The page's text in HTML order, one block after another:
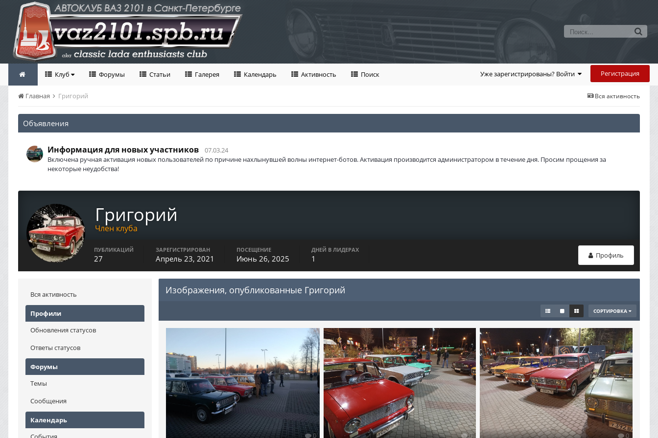
Уже зарегистрированы? Войти Регистрация
Клуб Форумы Статьи Галерея Календарь Активность Поиск
Вся активность
Главная Григорий
Объявления
Информация для новых участников
07.03.24
Включена ручная активация новых пользователей по причине нахлынувшей волны интернет-ботов. Активация производится администратором в течение дня. Просим прощения за
некоторые неудобства!
Григорий
Член клуба
Профиль
ПУБЛИКАЦИЙ
27
ЗАРЕГИСТРИРОВАН
Апрель 23, 2021
ПОСЕЩЕНИЕ
Июнь 26, 2025
ДНЕЙ В ЛИДЕРАХ
1
Вся активность
Профили
Обновления статусов
Ответы статусов
Форумы
Темы
Сообщения
Календарь
Изображения, опубликованные Григорий
СОРТИРОВКА
0 0 0